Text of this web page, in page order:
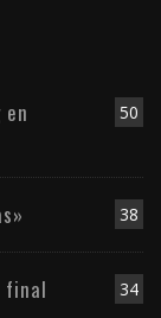
50
38
34
final